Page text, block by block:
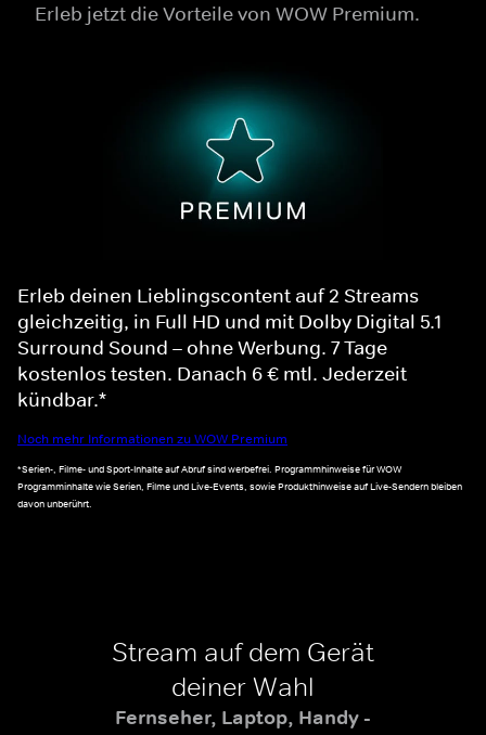
Erleb jetzt die Vorteile von WOW Premium.
Erleb deinen Lieblingscontent auf 2 Streams
gleichzeitig, in Full HD und mit Dolby Digital 5.1
Surround Sound – ohne Werbung. 7 Tage
kostenlos testen. Danach 6 € mtl. Jederzeit
kündbar.*
Noch mehr Informationen zu WOW Premium
*Serien-, Filme- und Sport-Inhalte auf Abruf sind werbefrei. Programmhinweise für WOW
Programminhalte wie Serien, Filme und Live-Events, sowie Produkthinweise auf Live-Sendern bleiben
davon unberührt.
Stream auf dem Gerät
deiner Wahl
Fernseher, Laptop, Handy -